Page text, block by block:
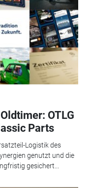
OTLG
Parts
Logistik des
genutzt und die
gesichert...